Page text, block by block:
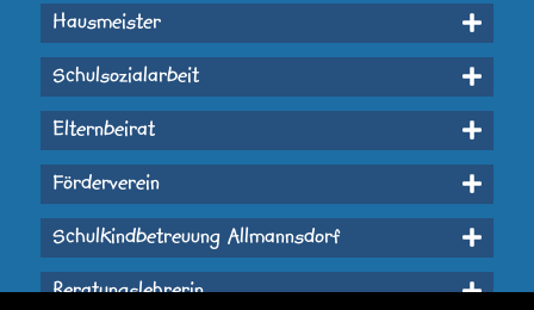
Hausmeister
Schulsozialarbeit
Elternbeirat
Förderverein
Schulkindbetreuung Allmannsdorf
Beratungslehrerin